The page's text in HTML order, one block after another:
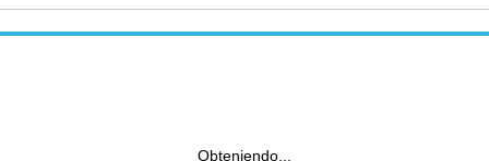
Obteniendo...